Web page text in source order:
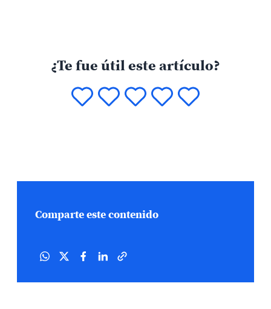
¿Te fue útil este artículo?
Comparte este contenido